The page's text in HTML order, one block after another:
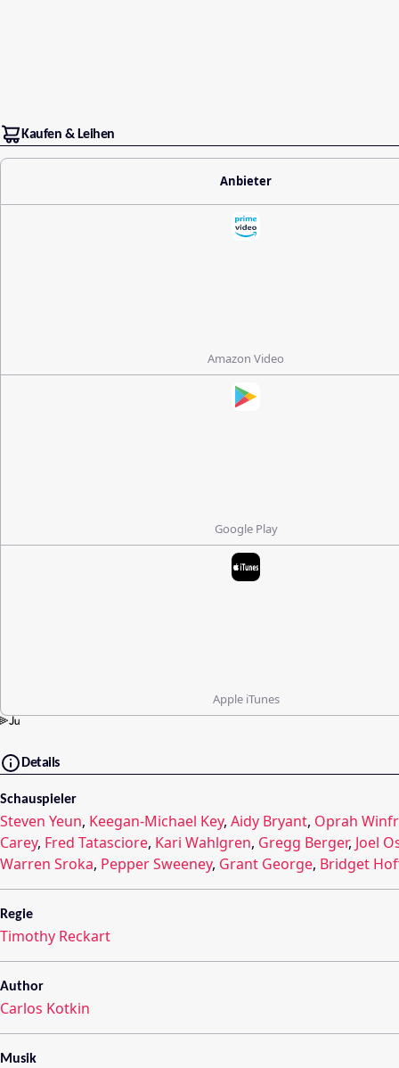
Kaufen & Leihen
Anbieter
Amazon Video
Google Play
Apple iTunes
Details
Schauspieler
Steven Yeun, Keegan-Michael Key, Aidy Bryant, Oprah
Carey, Fred Tatasciore, Kari Wahlgren, Gregg Berger, Joel
Warren Sroka, Pepper Sweeney, Grant George, Bridget
Regie
Timothy Reckart
Author
Carlos Kotkin
Musik